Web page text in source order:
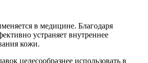
в медицине. Благодаря
устраняет внутреннее
кожи.
целесообразнее использовать в